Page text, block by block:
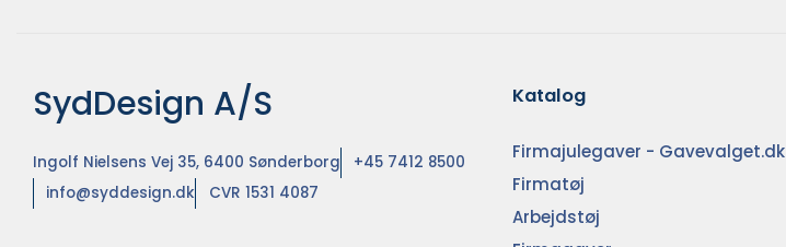
SydDesign A/S
Ingolf Nielsens Vej 35, 6400 Sønderborg
+45 7412 8500
info@syddesign.dk
CVR 1531 4087
Katalog
Firmajulegaver - Gavevalget.dk
Firmatøj
Arbejdstøj